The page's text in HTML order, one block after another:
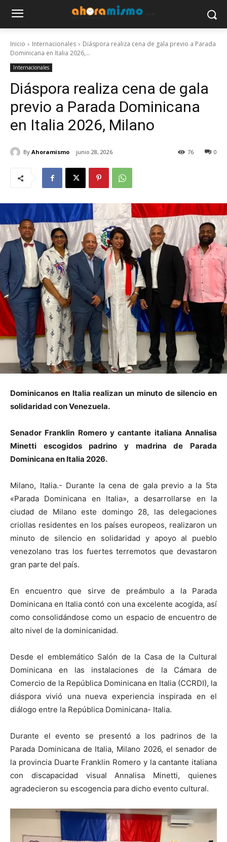
Inicio Internacionales
Diáspora realiza cena de gala previo a Parada
Dominicana en Italia 2026,...
Internacionales
Diáspora realiza cena de gala
previo a Parada Dominicana
en Italia 2026, Milano
By Ahoramismo junio 28, 2026 0
76
Dominicanos en Italia realizan un minuto de silencio en
solidaridad con Venezuela.
Senador Franklin Romero y cantante italiana Annalisa
Minetti escogidos padrino y madrina de Parada
Dominicana en Italia 2026.
Milano, Italia.- Durante la cena de gala previo a la 5ta
«Parada Dominicana en Italia», a desarrollarse en la
ciudad de Milano este domingo 28, las delegaciones
criollas residentes en los países europeos, realizaron un
minuto de silencio en solidaridad y apoyo al pueblo
venezolano tras los fuertes terremotos que devastaron
gran parte del país.
En encuentro que sirve de preámbulo a la Parada
Dominicana en Italia contó con una excelente acogida, así
como consolidándose como un espacio de encuentro de
alto nivel de la dominicanidad.
Desde el emblemático Salón de la Casa de la Cultural
Dominicana en las instalaciones de la Cámara de
Comercio de la República Dominicana en Italia (CCRDI), la
diáspora vivió una nueva experiencia inspirada en el
diálogo entre la República Dominicana- Italia.
Durante el evento se presentó a los padrinos de la
Parada Dominicana de Italia, Milano 2026, el senador de
la provincia Duarte Franklin Romero y la cantante italiana
con discapacidad visual Annalisa Minetti, quienes
agradecieron su escogencia para dicho evento cultural.